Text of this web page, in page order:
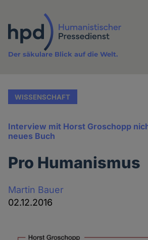
Inhalt
Der säkulare Blick auf die Welt.
WISSENSCHAFT
Interview mit Horst Groschopp
neues Buch
Pro Humanismus
Martin Bauer
02.12.2016